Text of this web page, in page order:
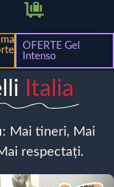
OFERTE Gel
Intenso
Italia
Mai tineri, Mai
respectați.